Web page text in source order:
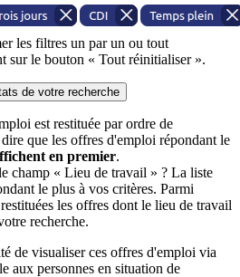
les filtres un par un ou tout
sur le bouton « Tout réinitialiser ».
de votre recherche
est restituée par ordre de
que les offres d'emploi répondant le
en premier.
champ « Lieu de travail » ? La liste
le plus à vos critères. Parmi
les offres dont le lieu de travail
recherche.
de visualiser ces offres d'emploi via
aux personnes en situation de